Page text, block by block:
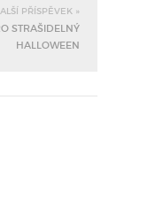
PŘÍSPĚVEK »
STRAŠIDELNÝ
HALLOWEEN